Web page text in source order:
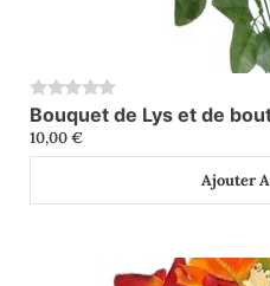
0
Bouquet de Lys et de
10,00€
Ajouter